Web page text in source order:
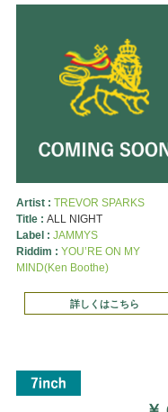
Artist : TREVOR SPARKS
Title : ALL NIGHT
Label : JAMMYS
Riddim : YOU’RE ON MY
MIND(Ken Boothe)
詳しくはこちら